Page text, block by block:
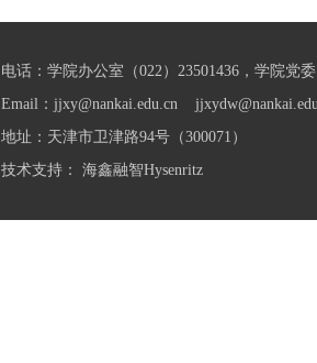
电话：学院办公室（022）23501436，学院党
Email：jjxy@nankai.edu.cn
地址：天津市卫津路94号（300071）
技术支持： 海鑫融智Hysenritz